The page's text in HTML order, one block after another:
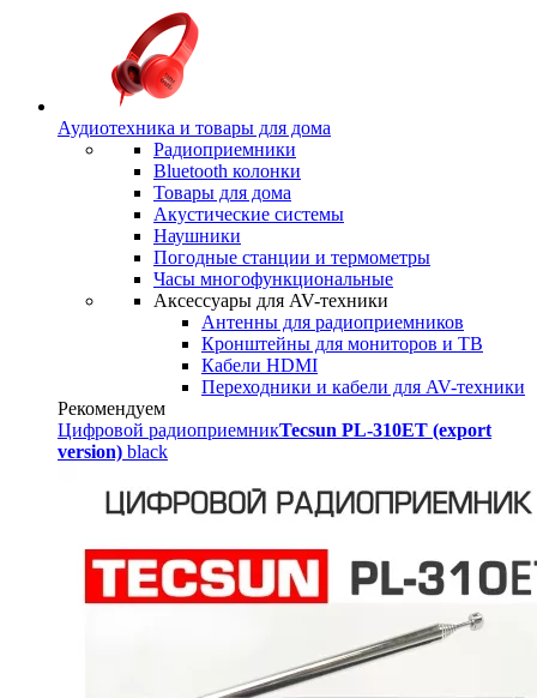
Аудиотехника и товары для дома
Радиоприемники
Bluetooth колонки
Товары для дома
Акустические системы
Наушники
Погодные станции и термометры
Часы многофункциональные
Аксессуары для AV-техники
Антенны для радиоприемников
Кронштейны для мониторов и ТВ
Кабели HDMI
Переходники и кабели для AV-техники
Рекомендуем
Цифровой радиоприемникTecsun PL-310ET (export
version) black